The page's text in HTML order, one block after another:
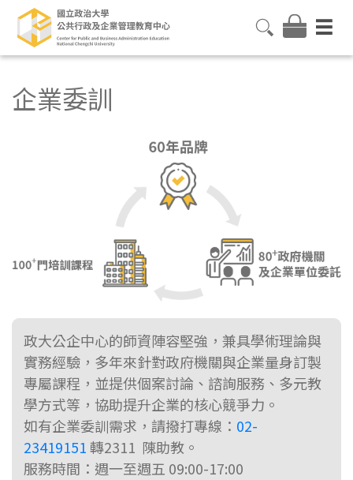
企業委訓
政大公企中心的師資陣容堅強，兼具學術理論與
實務經驗，多年來針對政府機關與企業量身訂製
專屬課程，並提供個案討論、諮詢服務、多元教
學方式等，協助提升企業的核心競爭力。
如有企業委訓需求，請撥打專線： 02-
23419151轉2311 陳助教。
服務時間：週一至週五 09:00-17:00